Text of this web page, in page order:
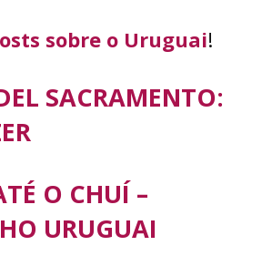
sobre o Uruguai!
SACRAMENTO:
O CHUÍ –
URUGUAI